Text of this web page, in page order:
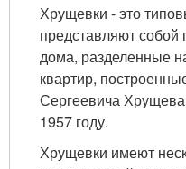
Хрущевки - это
представляют
дома, разделенные
квартир,
Сергеевича
1957 году.
Хрущевки имеют